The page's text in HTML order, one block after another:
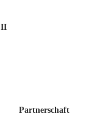
II
Partnerschaft